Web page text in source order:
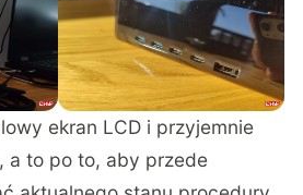
ekran LCD i przyjemnie
a to po to, aby przede